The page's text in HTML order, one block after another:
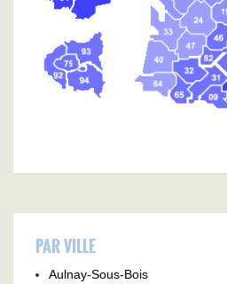
PAR VILLE
Aulnay-Sous-Bois